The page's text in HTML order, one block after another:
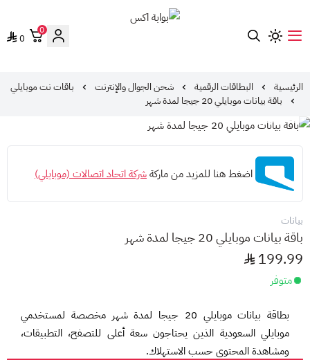
0
0
الرئيسية البطاقات الرقمية شحن الجوال والإنترنت
باقات نت موبايلي
باقة بيانات موبايلي 20 جيجا لمدة شهر
اضغط هنا للمزيد من ماركةشركة اتحاد اتصالات (موبايلي)
بيانات
باقة بيانات موبايلي 20 جيجا لمدة شهر
199.99
متوفر
بطاقة بيانات موبايلي 20 جيجا لمدة شهر مخصصة لمستخدمي
موبايلي السعودية الذين يحتاجون سعة أعلى للتصفح، التطبيقات،
ومشاهدة المحتوى حسب الاستهلاك.